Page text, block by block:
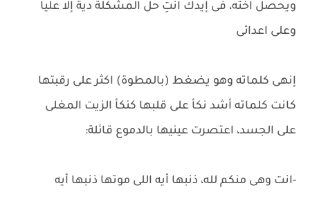
ويحصل اخته، فى إيدك انتِ حل المشكلة دية إلا عليا
وعلى اعدائى
إنهى كلماته وهو يضغط (بالمطوة) اكثر على رقبتها
كانت كلماته أشد نكأ على قلبها كنكأ الزيت المغلى
على الجسد، اعتصرت عينيها بالدموع قائلة:
-انت وهى منكم لله، ذنبها أيه اللى موتها ذنبها أيه